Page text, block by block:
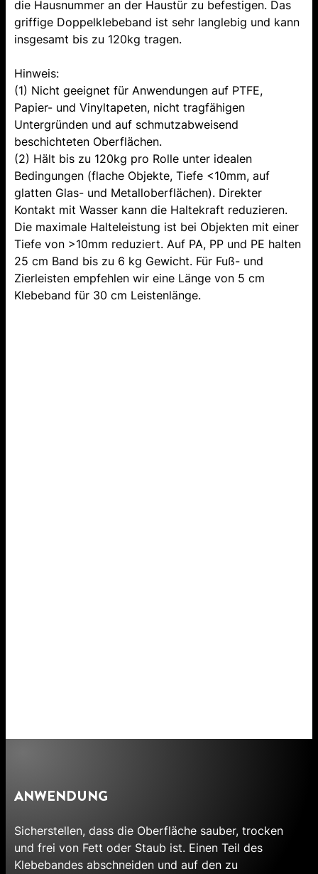
die Hausnummer an der Haustür zu befestigen. Das
griffige Doppelklebeband ist sehr langlebig und kann
insgesamt bis zu 120kg tragen.
Hinweis:
(1) Nicht geeignet für Anwendungen auf PTFE,
Papier- und Vinyltapeten, nicht tragfähigen
Untergründen und auf schmutzabweisend
beschichteten Oberflächen.
(2) Hält bis zu 120kg pro Rolle unter idealen
Bedingungen (flache Objekte, Tiefe <10mm, auf
glatten Glas- und Metalloberflächen). Direkter
Kontakt mit Wasser kann die Haltekraft reduzieren.
Die maximale Halteleistung ist bei Objekten mit einer
Tiefe von >10mm reduziert. Auf PA, PP und PE halten
25 cm Band bis zu 6 kg Gewicht. Für Fuß- und
Zierleisten empfehlen wir eine Länge von 5 cm
Klebeband für 30 cm Leistenlänge.
ANWENDUNG
Sicherstellen, dass die Oberfläche sauber, trocken
und frei von Fett oder Staub ist. Einen Teil des
Klebebandes abschneiden und auf den zu